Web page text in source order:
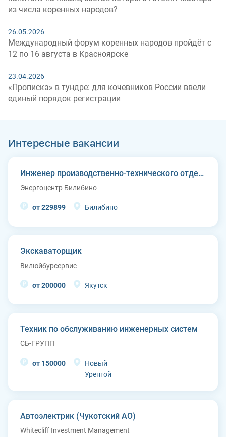
из числа коренных народов?
26.05.2026
Международный форум коренных народов пройдёт с
12 по 16 августа в Красноярске
23.04.2026
«Прописка» в тундре: для кочевников России ввели
единый порядок регистрации
Интересные вакансии
Инженер производственно-технического отдела
Энергоцентр Билибино
от 229899 Билибино
Экскаваторщик
Вилюйбурсервис
от 200000 Якутск
Техник по обслуживанию инженерных систем
СБ-ГРУПП
от 150000
Новый
Уренгой
Автоэлектрик (Чукотский АО)
Whitecliff Investment Management